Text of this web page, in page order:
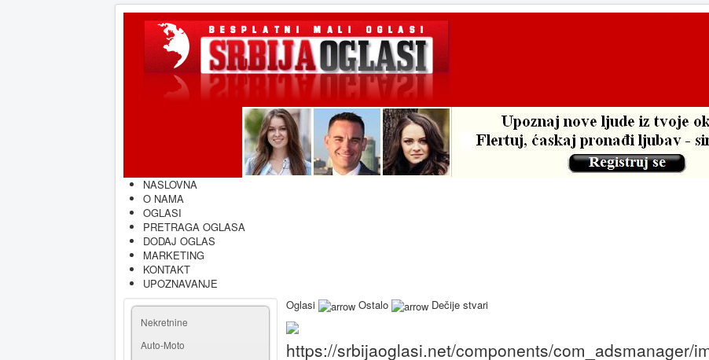
NASLOVNA
O NAMA
OGLASI
PRETRAGA OGLASA
DODAJ OGLAS
MARKETING
KONTAKT
UPOZNAVANJE
Nekretnine
Auto-Moto
Oglasi Ostalo Dečije stvari